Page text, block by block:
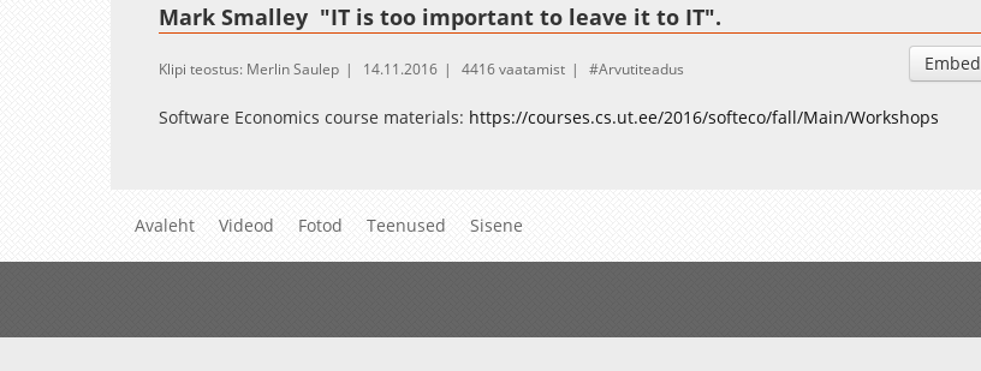
Mark Smalley "IT is too important to leave it to IT".
Embed
Klipi teostus: Merlin Saulep 14.11.2016 4416 vaatamist Arvutiteadus
Software Economics course materials: https://courses.cs.ut.ee/2016/softeco/fall/Main/Workshops
Avaleht Videod Fotod Teenused Sisene